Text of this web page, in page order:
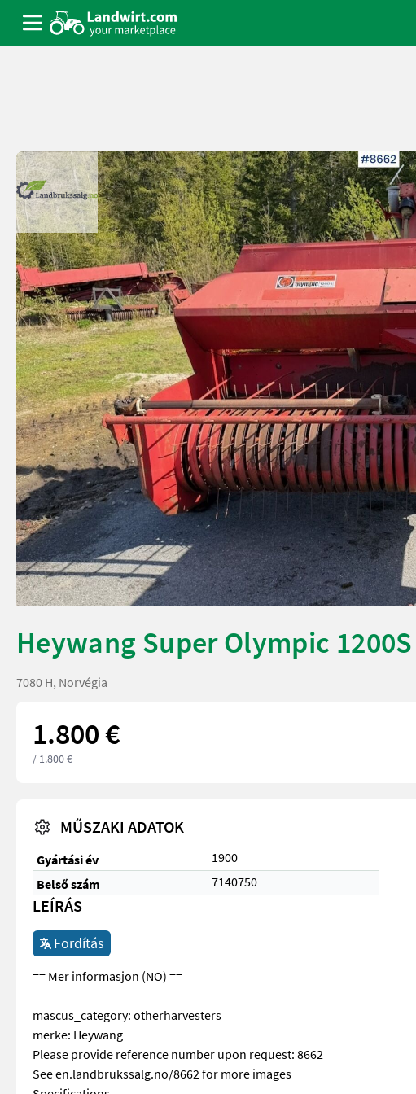
Heywang Super Olympic 1200S
7080 H, Norvégia
1.800 €
/ 1.800 €
MŰSZAKI ADATOK
Gyártási év
1900
Belső szám
7140750
LEÍRÁS
Fordítás
== Mer informasjon (NO) ==
mascus_category: otherharvesters
merke: Heywang
Please provide reference number upon request: 8662
See en.landbrukssalg.no/8662 for more images